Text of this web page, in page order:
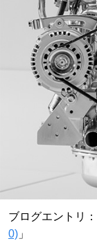
ブログエントリ：
0) 」